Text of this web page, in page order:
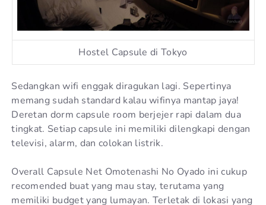
Hostel Capsule di Tokyo
Sedangkan wifi enggak diragukan lagi. Sepertinya
memang sudah standard kalau wifinya mantap jaya!
Deretan dorm capsule room berjejer rapi dalam dua
tingkat. Setiap capsule ini memiliki dilengkapi dengan
televisi, alarm, dan colokan listrik.
Overall Capsule Net Omotenashi No Oyado ini cukup
recomended buat yang mau stay, terutama yang
memiliki budget yang lumayan. Terletak di lokasi yang